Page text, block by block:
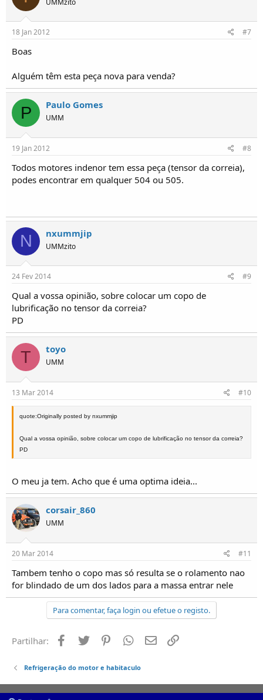
18 Jan 2012 #7
Boas
Alguém têm esta peça nova para venda?
P Paulo Gomes
UMM
19 Jan 2012 #8
Todos motores indenor tem essa peça (tensor da correia),
podes encontrar em qualquer 504 ou 505.
N nxummjip
UMMzito
24 Fev 2014 #9
Qual a vossa opinião, sobre colocar um copo de
lubrificação no tensor da correia?
PD
T toyo
UMM
13 Mar 2014 #10
quote:Originally posted by nxummjip
Qual a vossa opinião, sobre colocar um copo de lubrificação no tensor da correia?
PD
O meu ja tem. Acho que é uma optima ideia...
corsair_860
UMM
20 Mar 2014 #11
Tambem tenho o copo mas só resulta se o rolamento nao
for blindado de um dos lados para a massa entrar nele
Para comentar, faça login ou efetue o registo.
Partilhar: Facebook
Twitter PinterestWhatsapp
Email
Refrigeração do motor e habitaculo